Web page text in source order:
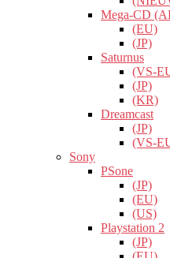
Mega-CD
(EU)
(JP)
Saturnus
(VS-
(JP)
(KR)
Dreamcast
(JP)
(VS-
Sony
PSone
(JP)
(EU)
(US)
Playstation 2
(JP)